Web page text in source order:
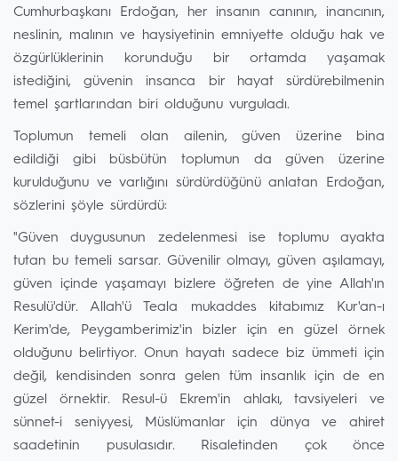
Cumhurbaşkanı Erdoğan, her insanın canının, inancının,
neslinin, malının ve haysiyetinin emniyette olduğu hak ve
özgürlüklerinin korunduğu bir ortamda yaşamak
istediğini, güvenin insanca bir hayat sürdürebilmenin
temel şartlarından biri olduğunu vurguladı.
Toplumun temeli olan ailenin, güven üzerine bina
edildiği gibi büsbütün toplumun da güven üzerine
kurulduğunu ve varlığını sürdürdüğünü anlatan Erdoğan,
sözlerini şöyle sürdürdü:
"Güven duygusunun zedelenmesi ise toplumu ayakta
tutan bu temeli sarsar. Güvenilir olmayı, güven aşılamayı,
güven içinde yaşamayı bizlere öğreten de yine Allah'ın
Resulü'dür. Allah'ü Teala mukaddes kitabımız Kur'an-ı
Kerim'de, Peygamberimiz'in bizler için en güzel örnek
olduğunu belirtiyor. Onun hayatı sadece biz ümmeti için
değil, kendisinden sonra gelen tüm insanlık için de en
güzel örnektir. Resul-ü Ekrem'in ahlakı, tavsiyeleri ve
sünnet-i seniyyesi, Müslümanlar için dünya ve ahiret
saadetinin pusulasıdır. Risaletinden çok önce